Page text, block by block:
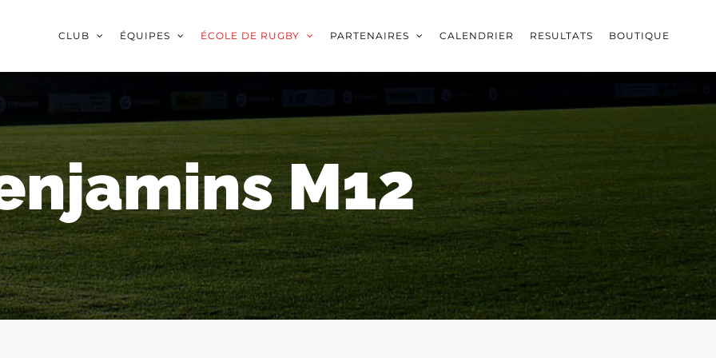
CLUB ÉQUIPES ÉCOLE DE RUGBY PARTENAIRES CALENDRIER RESULTATS BOUTIQUE
M12